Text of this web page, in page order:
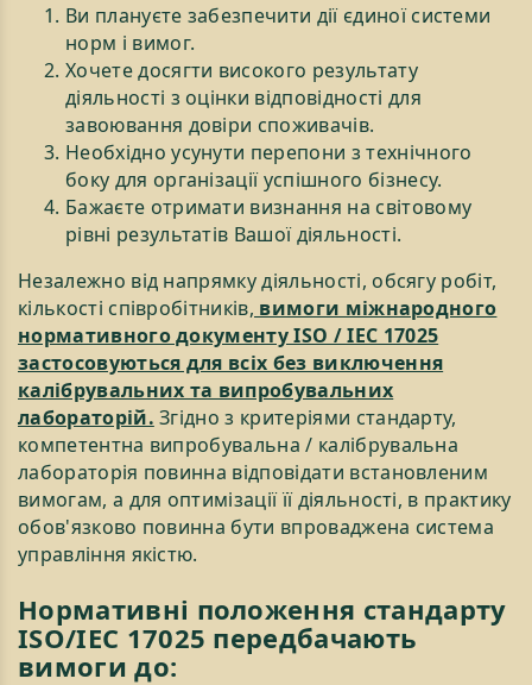
Ви плануєте забезпечити дії єдиної системи
норм і вимог.
Хочете досягти високого результату
діяльності з оцінки відповідності для
завоювання довіри споживачів.
Необхідно усунути перепони з технічного
боку для організації успішного бізнесу.
Бажаєте отримати визнання на світовому
рівні результатів Вашої діяльності.
Незалежно від напрямку діяльності, обсягу робіт,
кількості співробітників, вимоги міжнародного
нормативного документу ISO / IEC 17025
застосовуються для всіх без виключення
калібрувальних та випробувальних
лабораторій. Згідно з критеріями стандарту,
компетентна випробувальна / калібрувальна
лабораторія повинна відповідати встановленим
вимогам, а для оптимізації її діяльності, в практику
обов'язково повинна бути впроваджена система
управління якістю.
Нормативні положення стандарту
ISO/IEC 17025 передбачають
вимоги до: